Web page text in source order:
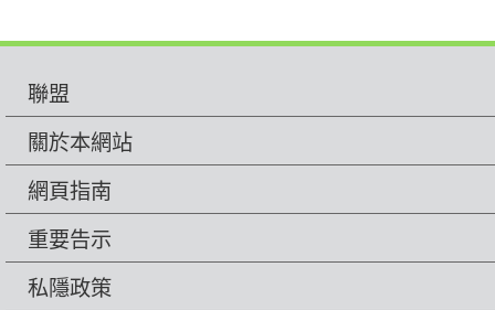
聯盟
關於本網站
網頁指南
重要告示
私隱政策